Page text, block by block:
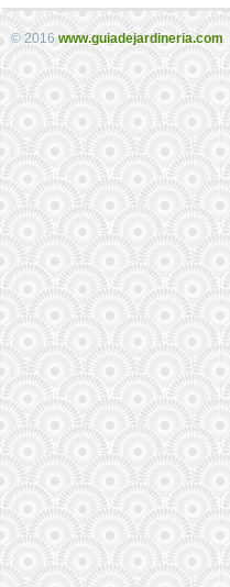
© 2016www.guiadejardineria.com